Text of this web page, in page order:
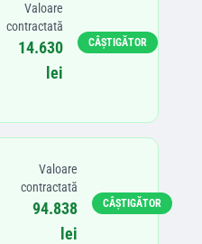
Valoare
contractată
14.630
lei
CÂȘTIGĂTOR
Valoare
contractată
94.838
lei
CÂȘTIGĂTOR